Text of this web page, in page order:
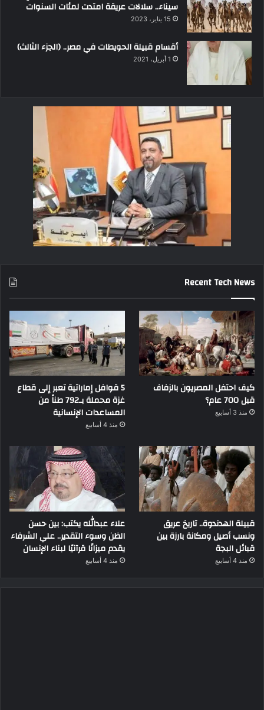
سيناء.. سلالات عريقة امتدت لمئات السنوات
15 يناير، 2023
أقسام قبيلة الحويطات في مصر.. (الجزء الثالث)
1 أبريل، 2021
Recent Tech News
كيف احتفل المصريون بالزفاف
قبل 700 عام؟
منذ 3 أسابيع
5 قوافل إماراتية تعبر إلى قطاع
غزة محملة بـ792 طناً من
المساعدات الإنسانية
منذ 4 أسابيع
قبيلة الهدندوة.. تاريخ عريق
ونسب أصيل ومكانة بارزة بين
قبائل البجة
منذ 4 أسابيع
علاء عبدالله يكتب: بين حسن
الظن وسوء التقدير.. علي الشرفاء
يقدم ميزانًا قرآنيًا لبناء الإنسان
منذ 4 أسابيع